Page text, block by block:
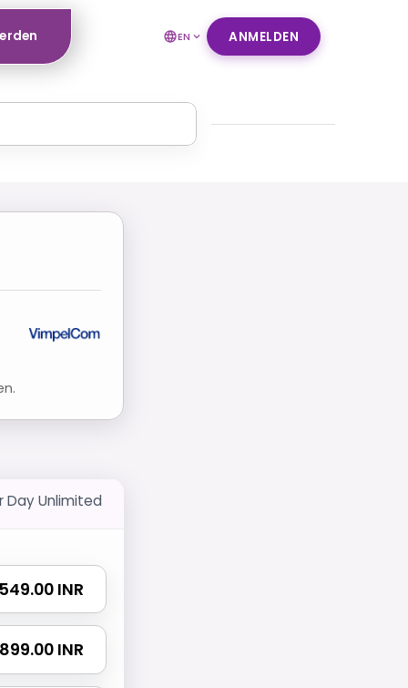
EN ANMELDEN
Day Unlimited
549.00 INR
899.00 INR